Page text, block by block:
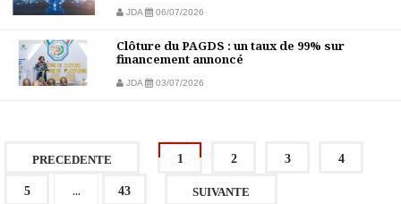
JDA 06/07/2026
Clôture du PAGDS : un taux de 99% sur
financement annoncé
JDA 03/07/2026
PRECEDENTE 1 2 3 4
5 ... 43 SUIVANTE